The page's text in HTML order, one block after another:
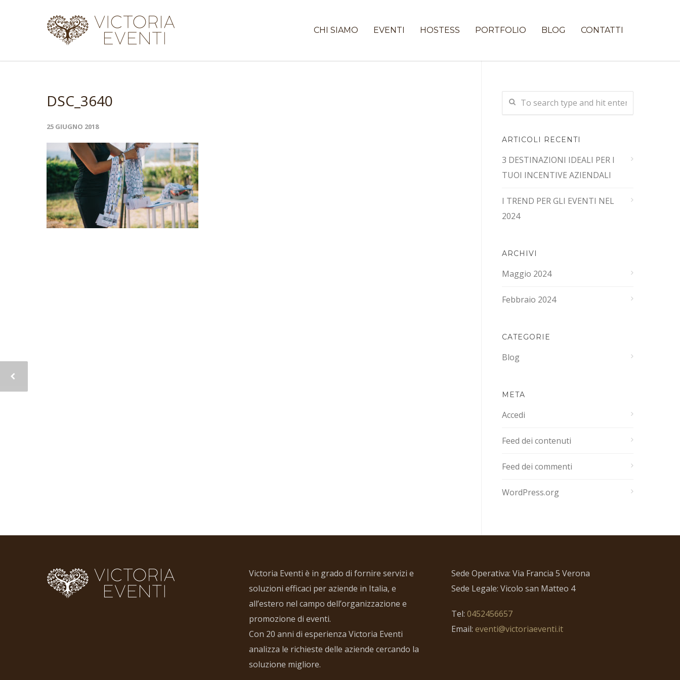
CHI SIAMO EVENTI HOSTESS PORTFOLIO BLOG CONTATTI
DSC_3640
25 GIUGNO 2018
ARTICOLI RECENTI
3 DESTINAZIONI IDEALI PER I
TUOI INCENTIVE AZIENDALI
I TREND PER GLI EVENTI NEL
2024
ARCHIVI
Maggio 2024
Febbraio 2024
CATEGORIE
Blog
META
Accedi
Feed dei contenuti
Feed dei commenti
WordPress.org
Victoria Eventi è in grado di fornire servizi e
soluzioni efficaci per aziende in Italia, e
all’estero nel campo dell’organizzazione e
promozione di eventi.
Con 20 anni di esperienza Victoria Eventi
analizza le richieste delle aziende cercando la
soluzione migliore.
Sede Operativa: Via Francia 5 Verona
Sede Legale: Vicolo san Matteo 4
Tel: 0452456657
Email: eventi@victoriaeventi.it